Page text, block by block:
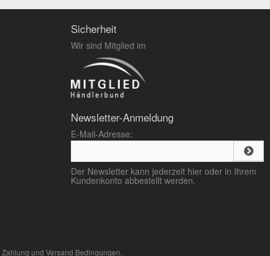
Sicherheit
Wir sind Mitglied im
Newsletter-Anmeldung
E-Mail-Adresse:
Der Newsletter kann jederzeit hier oder in Ihrem
Kundenkonto abbestellt werden.
Zahlung und Versand Bedingungen.